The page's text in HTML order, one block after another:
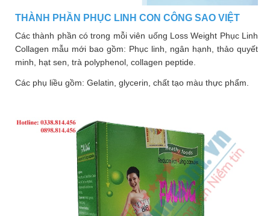
THÀNH PHẦN PHỤC LINH CON CÔNG SAO VIỆT
Các thành phần có trong mỗi viên uống Loss Weight Phục Linh
Collagen mẫu mới bao gồm: Phục linh, ngân hạnh, thảo quyết
minh, hạt sen, trà polyphenol, collagen peptide.
Các phụ liều gồm: Gelatin, glycerin, chất tạo màu thực phẩm.